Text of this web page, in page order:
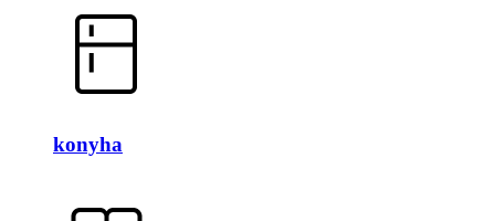
konyha